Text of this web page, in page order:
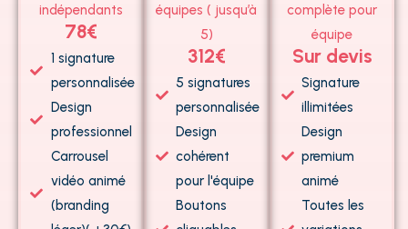
indépendants
78€
1 signature
personnalisée
Design
professionnel
Carrousel
vidéo animé
(branding
équipes ( jusqu’à
5)
312€
5 signatures
personnalisée
Design
cohérent
pour l'équipe
Boutons
complète pour
équipe
Sur devis
Signature
illimitées
Design
premium
animé
Toutes les